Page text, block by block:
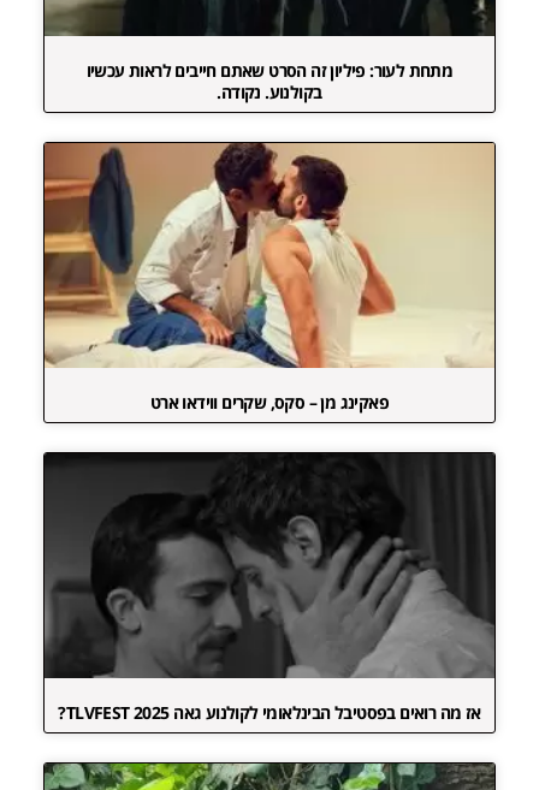
מתחת לעור: פיליון זה הסרט שאתם חייבים לראות עכשיו
בקולנוע. נקודה.
פאקינג מן – סקס, שקרים ווידאו ארט
אז מה רואים בפסטיבל הבינלאומי לקולנוע גאה TLVFEST 2025?